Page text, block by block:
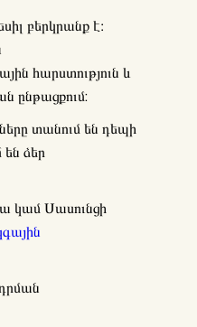
բերկրանք է։
հարստություն և
ընթացքում:
տանում են դեպի
ձեր
կամ Սասունցի